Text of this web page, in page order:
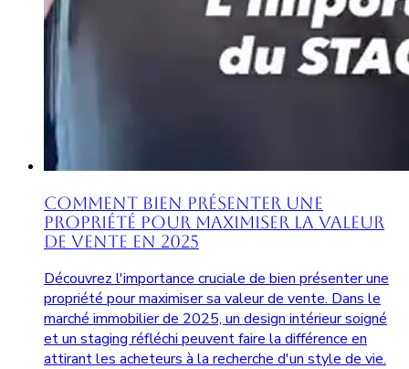
Comment Bien Présenter une
Propriété pour Maximiser la Valeur
de Vente en 2025
Découvrez l'importance cruciale de bien présenter une
propriété pour maximiser sa valeur de vente. Dans le
marché immobilier de 2025, un design intérieur soigné
et un staging réfléchi peuvent faire la différence en
attirant les acheteurs à la recherche d'un style de vie.